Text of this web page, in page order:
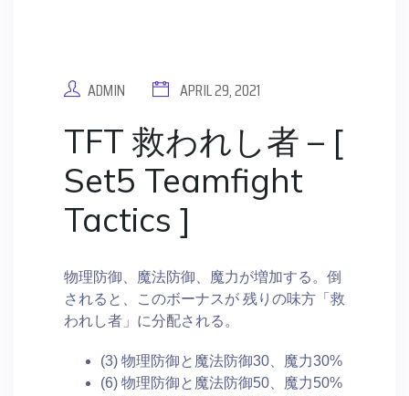
ADMIN APRIL 29, 2021
TFT 救われし者 – [
Set5 Teamfight
Tactics ]
物理防御、魔法防御、魔力が増加する。倒
されると、このボーナスが 残りの味方「救
われし者」に分配される。
(3) 物理防御と魔法防御30、魔力30%
(6) 物理防御と魔法防御50、魔力50%